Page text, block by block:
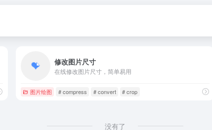
修改图片尺寸
在线修改图片尺寸，简单易用
图片绘图 # compress # convert # crop
没有了